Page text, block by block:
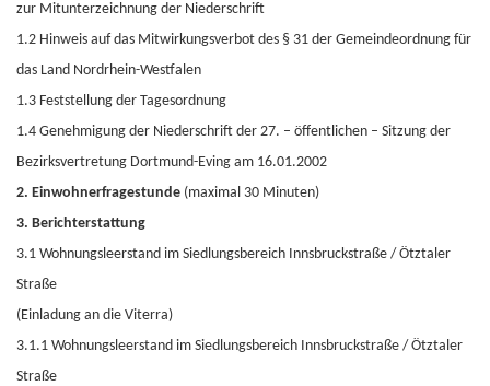
zur Mitunterzeichnung der Niederschrift
1.2 Hinweis auf das Mitwirkungsverbot des § 31 der Gemeindeordnung für
das Land Nordrhein-Westfalen
1.3 Feststellung der Tagesordnung
1.4 Genehmigung der Niederschrift der 27. – öffentlichen – Sitzung der
Bezirksvertretung Dortmund-Eving am 16.01.2002
2. Einwohnerfragestunde (maximal 30 Minuten)
3. Berichterstattung
3.1 Wohnungsleerstand im Siedlungsbereich Innsbruckstraße / Ötztaler
Straße
(Einladung an die Viterra)
3.1.1 Wohnungsleerstand im Siedlungsbereich Innsbruckstraße / Ötztaler
Straße